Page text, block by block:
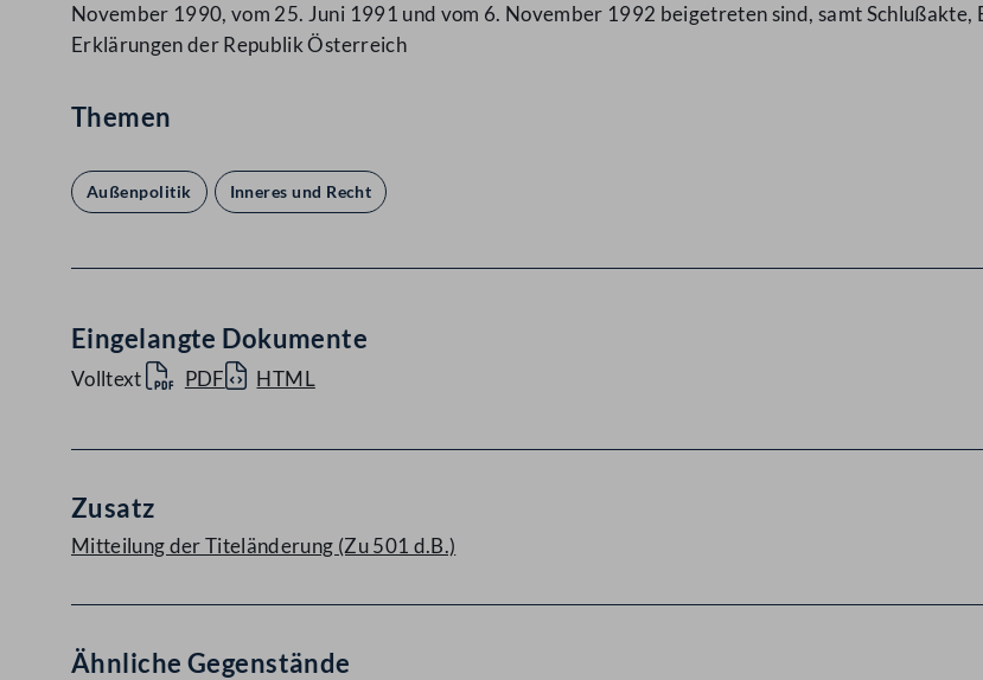
November 1990, vom 25. Juni 1991 und vom 6. November 1992 beigetreten sind, samt
Erklärungen der Republik Österreich
Themen
Außenpolitik Inneres und Recht
Eingelangte Dokumente
Volltext PDF HTML
Zusatz
Mitteilung der Titeländerung (Zu 501 d.B.)
Ähnliche Gegenstände